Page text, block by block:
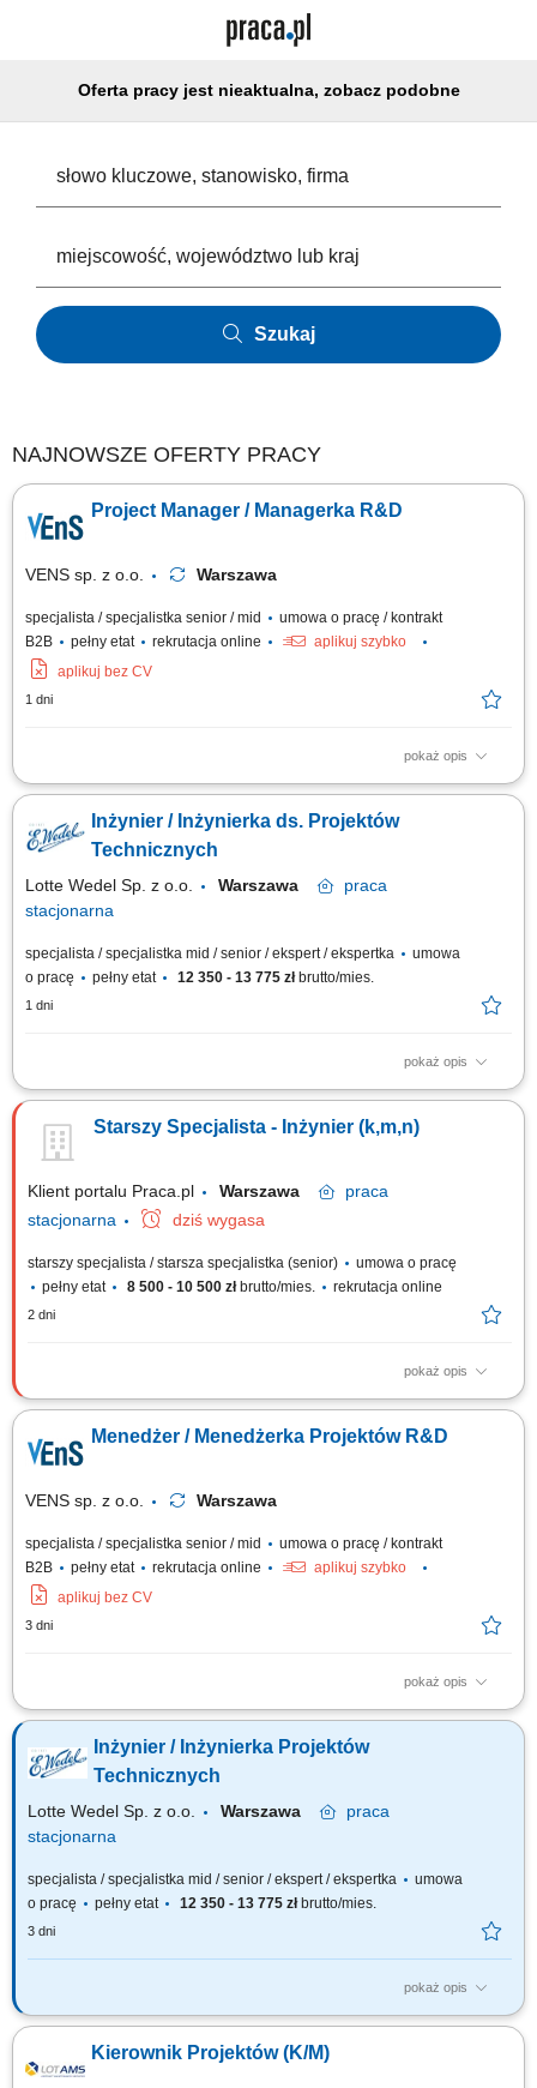
Oferta pracy jest nieaktualna, zobacz podobne
Szukaj
NAJNOWSZE OFERTY PRACY
Project Manager / Managerka R&D
VENS sp. z o.o. Warszawa
specjalista / specjalistka senior / mid
umowa o pracę / kontrakt
B2B
pełny etat rekrutacja online
aplikuj szybko
aplikuj bez CV
1 dni
pokaż opis
kompleksowe zarządzanie projektami rozwoju produktów medycznych,
kluczowych etapów projektu, koordynowanie współpracy zespołów
technicznych, jakościowych i produkcyjnych, prowadzenie komunikacji z
Inżynier / Inżynierka ds. Projektów
Technicznych
Lotte Wedel Sp. z o.o. Warszawa
praca
stacjonarna
specjalista / specjalistka mid / senior / ekspert / ekspertka
umowa
o pracę
pełny etat 12 350 - 13 775 złbrutto/mies.
1 dni
pokaż opis
Sprawdź mieszankę zadań, które czekają na Ciebie w nowej pracy.
modernizacji linii produkcyjnych oraz wdrożeń technologicznych w
zakładzie. Definiowanie założeń projektowych we współpracy z kadry
Starszy Specjalista - Inżynier (k,m,n)
Klient portalu Praca.pl Warszawa
praca
stacjonarna
dziś wygasa
starszy specjalista / starsza specjalistka (senior)
umowa o pracę
pełny etat
8 500 - 10 500 złbrutto/mies. rekrutacja online
2 dni
pokaż opis
Prowadzenie i realizacja projektów technicznych; Opracowywanie,
egzaminacyjnej; Tworzenie dokumentacji procesowej, instrukcji,
regulaminów i materiałów szkoleniowych; Koordynowanie pracy
Menedżer / Menedżerka Projektów R&D
VENS sp. z o.o. Warszawa
specjalista / specjalistka senior / mid
umowa o pracę / kontrakt
B2B
pełny etat rekrutacja online
aplikuj szybko
aplikuj bez CV
3 dni
pokaż opis
prowadzenie projektów związanych z rozwojem wyrobów medycznych –
harmonogramów, budżetów oraz monitorowanie realizacji założeń
projektowych, koordynowanie pracy zespołów R&D, jakości, produkcji,
Inżynier / Inżynierka Projektów
Technicznych
Lotte Wedel Sp. z o.o. Warszawa
praca
stacjonarna
specjalista / specjalistka mid / senior / ekspert / ekspertka
umowa
o pracę
pełny etat 12 350 - 13 775 złbrutto/mies.
3 dni
pokaż opis
Sprawdź mieszankę zadań, które czekają na Ciebie w nowej pracy.
technicznych, inwestycyjnych, modernizacyjnych i wdrożeniowych w
zakładzie produkcyjnym. Udział w zbieraniu, porządkowaniu i
Kierownik Projektów (K/M)